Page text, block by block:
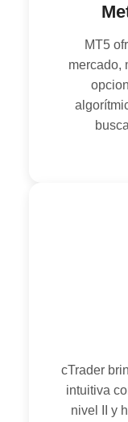
MT5
mercado,
cTrader
intuitiva
nivel II y